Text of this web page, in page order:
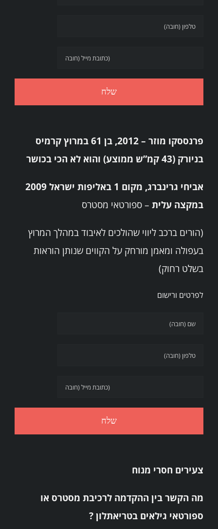
פרנססקו מוזר – 2012, בן 61 במרוץ קרמיס
בניורק (43 קמ”ש ממוצע) והוא לא הכי בכושר
אביחי גרינברג, מקום 1 באליפות ישראל 2009
במקצה עלית– ספורטאי מסטרס
(הורים ברכב ליווי שהולכים לאיבוד במהלך המרוץ
בעפולה ומאמן מורחק על הקווים שנותן הוראות
בשלט רחוק)
לפרטים ורישום
צעירים חסרי מנוח
מה הקשר בין ההקדמה לרכיבת מסטרס או
ספורטאי גילאים בטריאתלון ?